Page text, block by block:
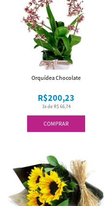
COMPRAR
3x de R$ 66,74
R$200,23
Orquídea Chocolate